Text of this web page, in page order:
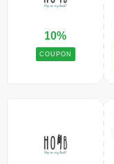
10%
COUPON